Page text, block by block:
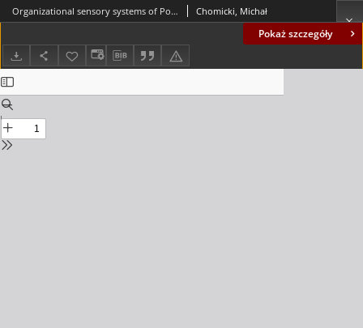
Pokaż szczegóły
Organizational sensory systems of Polish enterprises in the context of cooperative relationships = Organizacyjne systemy sensoryczne polskich przedsiębiorstw w kontekście relacji kooperacyjnych Chomicki, Michał